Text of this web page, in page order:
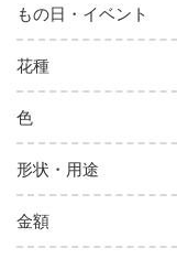
もの日・イベント
花種
色
形状・用途
金額